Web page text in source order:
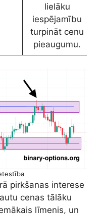
lielāku
iespējamību
turpināt cenu
pieaugumu.
pirkšanas interese
cenas tālāku
līmenis, un